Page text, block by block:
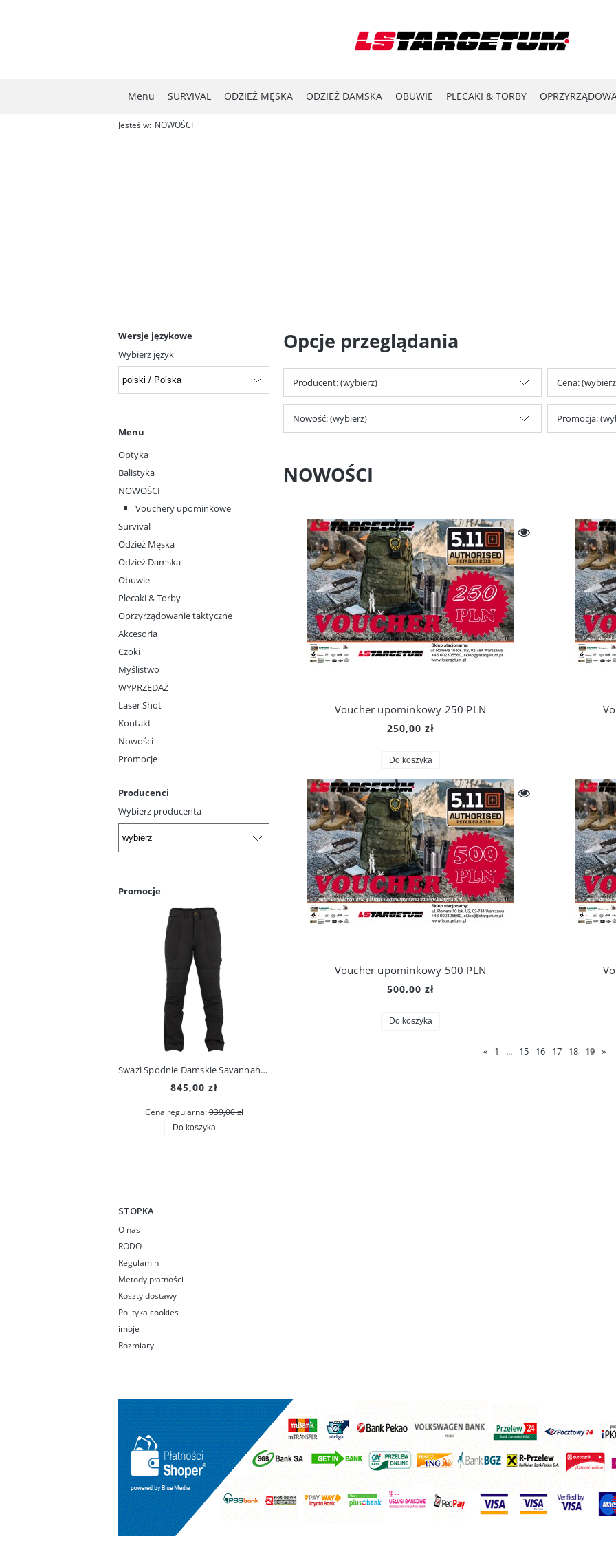
Menu SURVIVAL ODZIEŻ MĘSKA ODZIEŻ DAMSKA OBUWIE PLECAKI & TORBY
Jesteś w: NOWOŚCI
Wersje językowe
Wybierz język
Menu
Optyka
Balistyka
NOWOŚCI
Vouchery upominkowe
Survival
Odzież Męska
Odzież Damska
Obuwie
Plecaki & Torby
Oprzyrządowanie taktyczne
Akcesoria
Czoki
Myślistwo
WYPRZEDAŻ
Laser Shot
Kontakt
Nowości
Promocje
Producenci
Wybierz producenta
Promocje
Swazi Spodnie Damskie Savannah Pants Iron Sand
845,00 zł
Cena regularna:939,00 zł
Do koszyka
Opcje przeglądania
Producent: (wybierz) Cena:
Nowość: (wybierz) Promocja:
NOWOŚCI
Voucher upominkowy 250 PLN
250,00 zł
Do koszyka
Voucher upominkowy 500 PLN
500,00 zł
Do koszyka
« 1 ... 15 16 17 18 19 »
STOPKA
O nas
RODO
Regulamin
Metody płatności
Koszty dostawy
Polityka cookies
imoje
Rozmiary